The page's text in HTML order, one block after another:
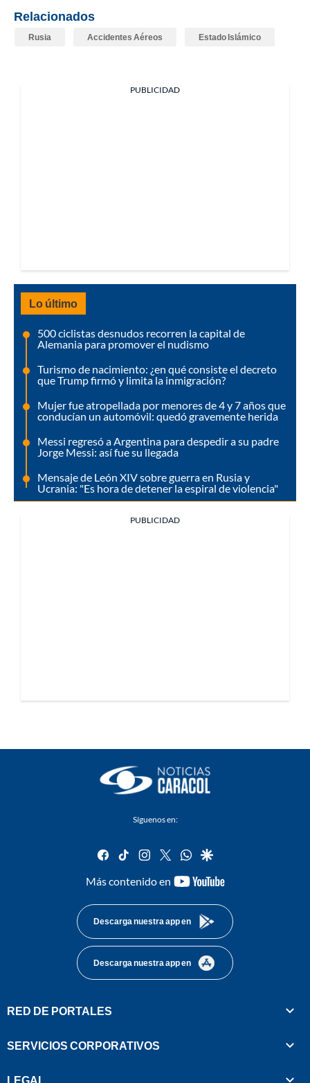
Relacionados
Rusia Accidentes Aéreos Estado Islámico
PUBLICIDAD
Lo último
500 ciclistas desnudos recorren la capital de
Alemania para promover el nudismo
Turismo de nacimiento: ¿en qué consiste el decreto
que Trump firmó y limita la inmigración?
Mujer fue atropellada por menores de 4 y 7 años que
conducían un automóvil: quedó gravemente herida
Messi regresó a Argentina para despedir a su padre
Jorge Messi: así fue su llegada
Mensaje de León XIV sobre guerra en Rusia y
Ucrania: "Es hora de detener la espiral de violencia"
PUBLICIDAD
Síguenos en:
facebook
tiktok instagram
twitterwhatsapp
google
Más contenido en
youtube-
Descarga nuestra app en
Descarga nuestra app en
RED DE PORTALES
SERVICIOS CORPORATIVOS
LEGAL